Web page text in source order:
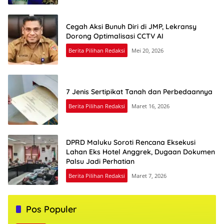
Cegah Aksi Bunuh Diri di JMP, Lekransy
Dorong Optimalisasi CCTV AI
Berita Pilihan Redaksi Mei 20, 2026
7 Jenis Sertipikat Tanah dan Perbedaannya
Berita Pilihan Redaksi Maret 16, 2026
DPRD Maluku Soroti Rencana Eksekusi
Lahan Eks Hotel Anggrek, Dugaan Dokumen
Palsu Jadi Perhatian
Berita Pilihan Redaksi Maret 7, 2026
Pos Populer